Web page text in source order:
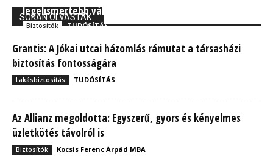
SOKAN OLVASTÁK...
legelismertebb vállalata között
Biztosítók TUDÓSÍTÁS
Grantis: A Jókai utcai házomlás rámutat a társasházi
biztosítás fontosságára
Lakásbiztosítás TUDÓSÍTÁS
Az Allianz megoldotta: Egyszerű, gyors és kényelmes
üzletkötés távolról is
Biztosítók Kocsis Ferenc Árpád MBA